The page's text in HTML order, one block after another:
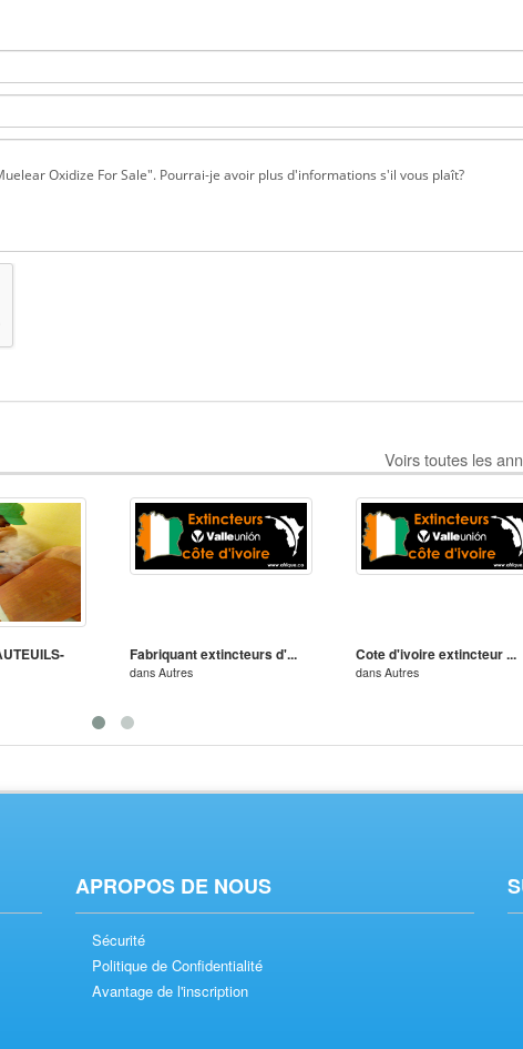
Voirs toutes les
Fabriquant extincteurs d'...
dans Autres
Cote d'ivoire extincteur ...
dans Autres
APROPOS DE NOUS
Sécurité
Politique de Confidentialité
Avantage de l'inscription